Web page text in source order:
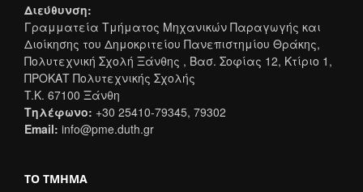
Διεύθυνση:
Γραμματεία Τμήματος Μηχανικών Παραγωγής και
Διοίκησης του Δημοκριτείου Πανεπιστημίου Θράκης,
Πολυτεχνική Σχολή Ξάνθης , Βασ. Σοφίας 12, Κτίριο 1,
ΠΡΟΚΑΤ Πολυτεχνικής Σχολής
T.K. 67100 Ξάνθη
Τηλέφωνο: +30 25410-79345, 79302
Email: info@pme.duth.gr
ΤΟ ΤΜΉΜΑ